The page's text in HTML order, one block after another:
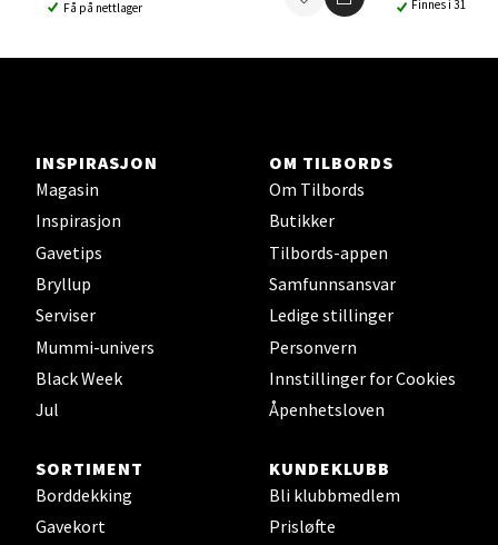
Få på nettlager
Finnes i 31
INSPIRASJON
Magasin
Inspirasjon
Gavetips
Bryllup
Serviser
Mummi-univers
Black Week
Jul
OM TILBORDS
Om Tilbords
Butikker
Tilbords-appen
Samfunnsansvar
Ledige stillinger
Personvern
Innstillinger for Cookies
Åpenhetsloven
SORTIMENT
Borddekking
Gavekort
KUNDEKLUBB
Bli klubbmedlem
Prisløfte
Ski - Thon Senter Ski
Ski Storsenter, Jernbanesvingen 6, 1400 Ski
Sortland - Sortland Storsenter
Strangata 26, 8400 Sortland
Åpent i dag 10-19